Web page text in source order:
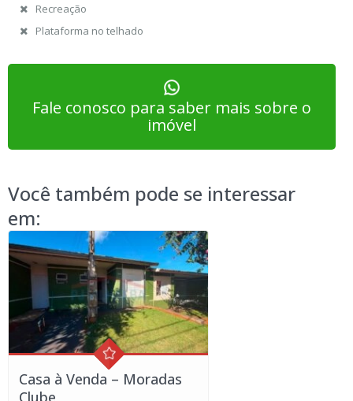
Recreação
Plataforma no telhado
Fale conosco para saber mais sobre o
imóvel
Você também pode se interessar
em:
Casa à Venda – Moradas